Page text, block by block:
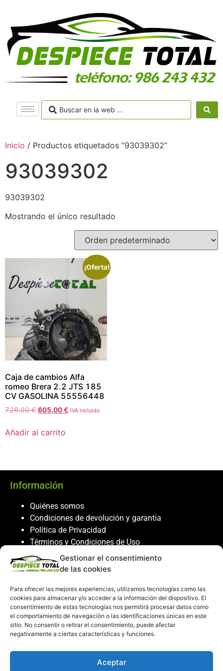
Gestionar el consentimiento
de las cookies
Para ofrecer las mejores experiencias, utilizamos tecnologías como las
cookies para almacenar y/o acceder a la información del dispositivo. El
consentimiento de estas tecnologías nos permitirá procesar datos como
el comportamiento de navegación o las identificaciones únicas en este
sitio. No consentir o retirar el consentimiento, puede afectar
negativamente a ciertas características y funciones.
Aceptar
Inicio / Productos etiquetados “93039302”
93039302
93039302
Mostrando el único resultado
¡Oferta!
Caja de cambios Alfa
romeo Brera 2.2 JTS 185
CV GASOLINA 55556448
726.00€ 605.00€ IVA incluido
Añadir al carrito
Información
Quiénes somos
Condiciones de devolución y garantía
Política de Privacidad
Términos y Condiciones de Uso
Política de Cookies
Servicio al cliente
Contacto
986 243 432
608 867 074
recambiosdespiecetotal@gmail.com
Mi cuenta